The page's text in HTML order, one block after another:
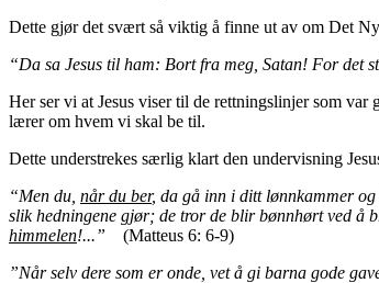
Dette gjør det svært så viktig å finne ut av om Det
“Da sa Jesus til ham: Bort fra meg, Satan! For det
Her ser vi at Jesus viser til de rettningslinjer som
lærer om hvem vi skal be til.
Dette understrekes særlig klart den undervisning
“Men du, når du ber, da gå inn i ditt lønnkammer
slik hedningene gjør; de tror de blir bønnhørt ved
himmelen!...” (Matteus 6: 6-9)
”Når selv dere som er onde, vet å gi barna gode